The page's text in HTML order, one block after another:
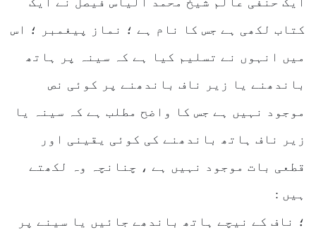
کتاب لکھی ہے جس کا نام ہے ؛ نماز پیغمبر ؛ اس
میں انہوں نے تسلیم کیا ہے کہ سینہ پر ہاتھ
باندھنے یا زیر ناف باندھنے پر کوئی نص
موجود نہیں ہے جس کا واضح مطلب ہے کہ سینہ یا
زیر ناف ہاتھ باندھنے کی کوئی یقینی اور
قطعی بات موجود نہیں ہے ، چنانچہ وہ لکھتے
ہیں :
؛ ناف کے نیچے ہاتھ باندھے جائیں یا سینے پر